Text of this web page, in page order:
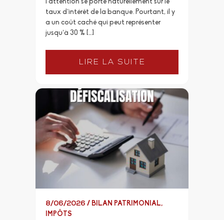
l’attention se porte naturellement sur le
taux d’intérêt de la banque. Pourtant, il y
a un coût caché qui peut représenter
jusqu’à 30 % […]
LIRE LA SUITE
8/06/2026 / BILAN PATRIMONIAL,
IMPÔTS